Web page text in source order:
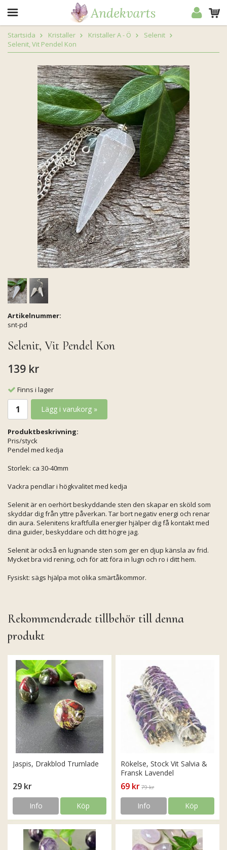
Startsida Kristaller Kristaller A - Ö
Selenit
Selenit, Vit Pendel Kon
Artikelnummer:
snt-pd
Selenit, Vit Pendel Kon
139 kr
Finns i lager
Lägg i varukorg »
Produktbeskrivning:
Pris/styck
Pendel med kedja
Storlek: ca 30-40mm
Vackra pendlar i högkvalitet med kedja
Selenit är en oerhört beskyddande sten den skapar en sköld som
skyddar dig från yttre påverkan. Tar bort negativ energi och renar
din aura. Selenitens kraftfulla energier hjälper dig få kontakt med
dina guider, beskyddare och ditt högre jag.
Selenit är också en lugnande sten som ger en djup känsla av frid.
Mycket bra vid rening, och för att föra in lugn och ro i ditt hem.
Fysiskt: sägs hjälpa mot olika smärtåkommor.
Rekommenderade tillbehör till denna
produkt
Jaspis, Drakblod Trumlade
29 kr
Info Köp
Rökelse, Stock Vit Salvia &
Fransk Lavendel
69 kr 79 kr
Info Köp